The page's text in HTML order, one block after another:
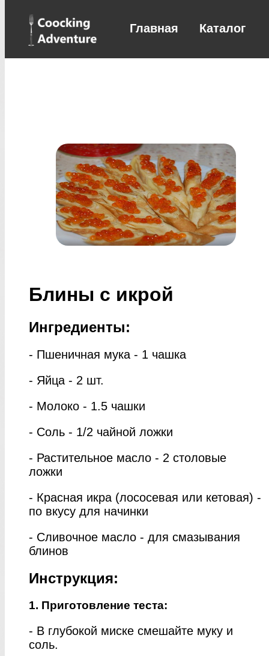
Главная Каталог
Блины с икрой
Ингредиенты:
- Пшеничная мука - 1 чашка
- Яйца - 2 шт.
- Молоко - 1.5 чашки
- Соль - 1/2 чайной ложки
- Растительное масло - 2 столовые
ложки
- Красная икра (лососевая или кетовая) -
по вкусу для начинки
- Сливочное масло - для смазывания
блинов
Инструкция:
1. Приготовление теста:
- В глубокой миске смешайте муку и
соль.